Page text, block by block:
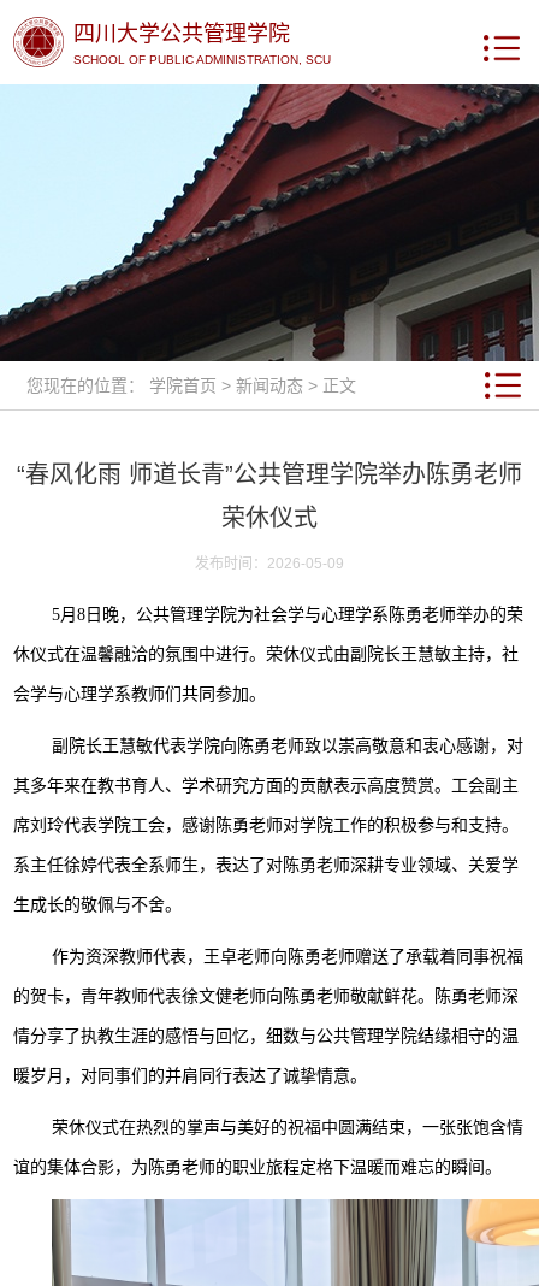
四川大学公共管理学院
SCHOOL OF PUBLIC ADMINISTRATION, SCU
您现在的位置： 学院首页 >新闻动态 > 正文
“春风化雨 师道长青”公共管理学院举办陈勇老师
荣休仪式
发布时间：2026-05-09
5月8日晚，公共管理学院为社会学与心理学系陈勇老师举办的荣
休仪式在温馨融洽的氛围中进行。荣休仪式由副院长王慧敏主持，社
会学与心理学系教师们共同参加。
副院长王慧敏代表学院向陈勇老师致以崇高敬意和衷心感谢，对
其多年来在教书育人、学术研究方面的贡献表示高度赞赏。工会副主
席刘玲代表学院工会，感谢陈勇老师对学院工作的积极参与和支持。
系主任徐婷代表全系师生，表达了对陈勇老师深耕专业领域、关爱学
生成长的敬佩与不舍。
作为资深教师代表，王卓老师向陈勇老师赠送了承载着同事祝福
的贺卡，青年教师代表徐文健老师向陈勇老师敬献鲜花。陈勇老师深
情分享了执教生涯的感悟与回忆，细数与公共管理学院结缘相守的温
暖岁月，对同事们的并肩同行表达了诚挚情意。
荣休仪式在热烈的掌声与美好的祝福中圆满结束，一张张饱含情
谊的集体合影，为陈勇老师的职业旅程定格下温暖而难忘的瞬间。